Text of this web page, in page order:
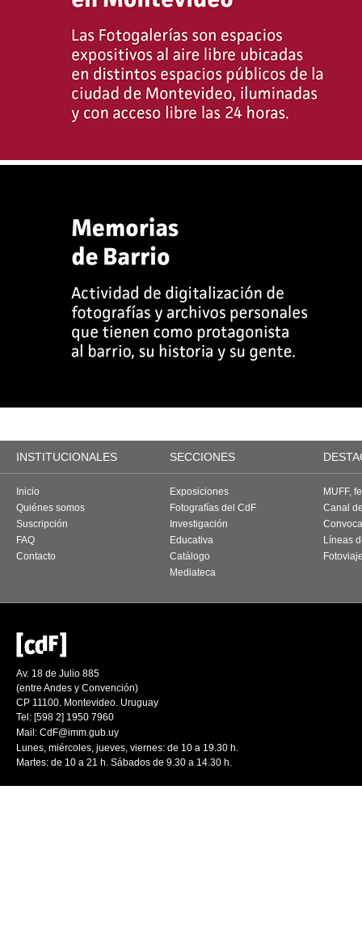
INSTITUCIONALES SECCIONES
Inicio
Quiénes somos
Suscripción
FAQ
Contacto
Exposiciones
Fotografías del CdF
Investigación
Educativa
Catálogo
Mediateca
MUFF,
Canal
Líneas
Av. 18 de Julio 885
(entre Andes y Convención)
CP 11100. Montevideo. Uruguay
Tel: [598 2] 1950 7960
Mail: CdF@imm.gub.uy
Lunes, miércoles, jueves, viernes: de 10 a 19.30 h.
Martes: de 10 a 21 h. Sábados de 9.30 a 14.30 h.